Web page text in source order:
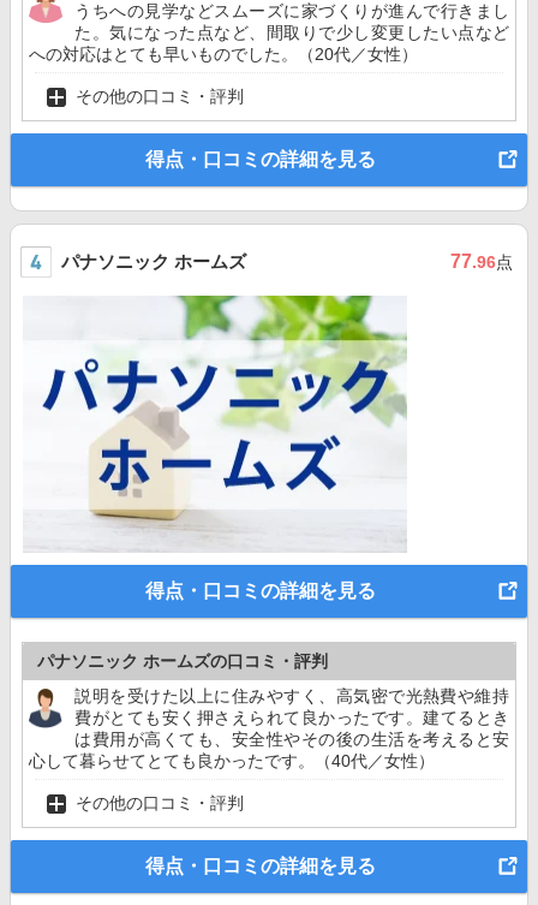
うちへの見学などスムーズに家づくりが進んで行きまし
た。気になった点など、間取りで少し変更したい点など
への対応はとても早いものでした。（20代／女性）
その他の口コミ・評判
得点・口コミの詳細を見る
パナソニック ホームズ 77.96点
得点・口コミの詳細を見る
パナソニック ホームズの口コミ・評判
説明を受けた以上に住みやすく、高気密で光熱費や維持
費がとても安く押さえられて良かったです。建てるとき
は費用が高くても、安全性やその後の生活を考えると安
心して暮らせてとても良かったです。（40代／女性）
その他の口コミ・評判
得点・口コミの詳細を見る